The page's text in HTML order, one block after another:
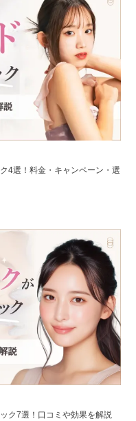
4選！料金・キャンペーン・選
ク7選！口コミや効果を解説